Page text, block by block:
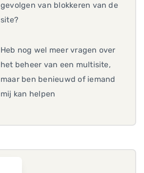
gevolgen van blokkeren van de
site?
Heb nog wel meer vragen over
het beheer van een multisite,
maar ben benieuwd of iemand
mij kan helpen